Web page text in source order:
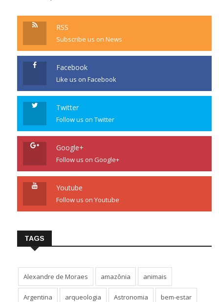
RSS
Subscribe us on News
Facebook
Like us on Facebook
Twitter
Follow us on Twitter
Google+
Follow us on Google+
Youtube
Follow us on Youtube
TAGS
Alexandre de Moraes amazônia animais
Argentina arqueologia Astronomia bem-estar